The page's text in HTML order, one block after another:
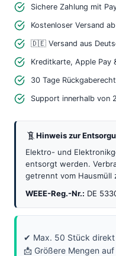
Base
–
Leistungsstarke
Basis
mit
DHT12
Sensor
für
M5
Core
Menge
Sichere Zahlung mit
Kostenloser Versand
🇩🇪 Versand aus
Kreditkarte, Apple Pay
30 Tage Rückgaberecht
Support innerhalb von
Hinweis zur
Elektro- und
entsorgt werden.
getrennt vom Hausmüll
WEEE-Reg.-Nr.: DE
✔ Max. 50 Stück
📩 Größere Mengen